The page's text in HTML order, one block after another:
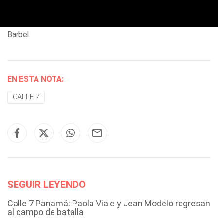
Barbel
EN ESTA NOTA:
CALLE 7
SEGUIR LEYENDO
Calle 7 Panamá: Paola Viale y Jean Modelo regresan
al campo de batalla